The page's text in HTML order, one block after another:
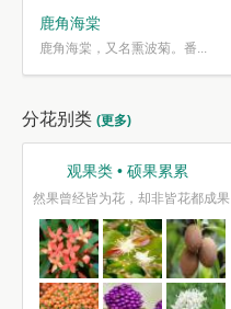
鹿角海棠
鹿角海棠，又名熏波菊。番...
分花别类 (更多)
观果类 • 硕果累累
然果曾经皆为花，却非皆花都成果